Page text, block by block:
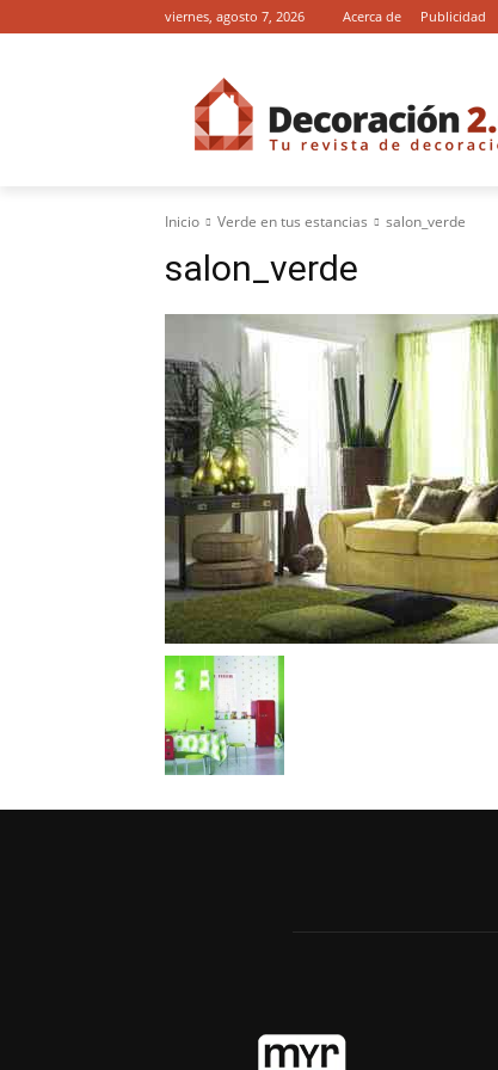
viernes, agosto 7, 2026 Acerca de Publicidad
Inicio Verde en tus estancias salon_verde
salon_verde